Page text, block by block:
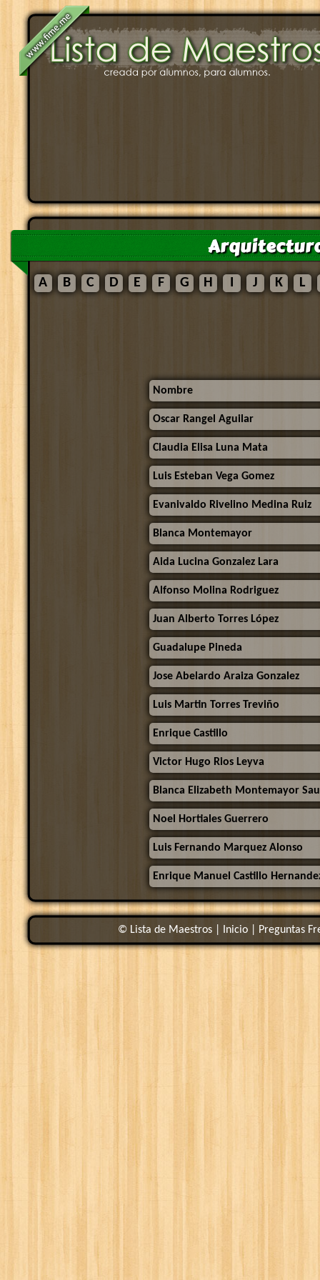
A B C D E F G H I J K L
Nombre
Oscar Rangel Aguilar
Claudia Elisa Luna Mata
Luis Esteban Vega Gomez
Evanivaldo Rivelino Medina Ruiz
Blanca Montemayor
Aida Lucina Gonzalez Lara
Alfonso Molina Rodriguez
Juan Alberto Torres López
Guadalupe Pineda
Jose Abelardo Araiza Gonzalez
Luis Martin Torres Treviño
Enrique Castillo
Victor Hugo Rios Leyva
Blanca Elizabeth Montemayor
Noel Hortiales Guerrero
Luis Fernando Marquez Alonso
Enrique Manuel Castillo
© Lista de Maestros | Inicio Preguntas